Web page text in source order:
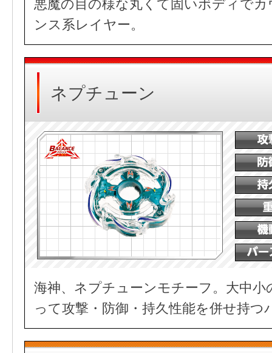
悪魔の目の様な丸くて固いボディで
ンス系レイヤー。
ネプチューン
海神、ネプチューンモチーフ。大中
って攻撃・防御・持久性能を併せ持